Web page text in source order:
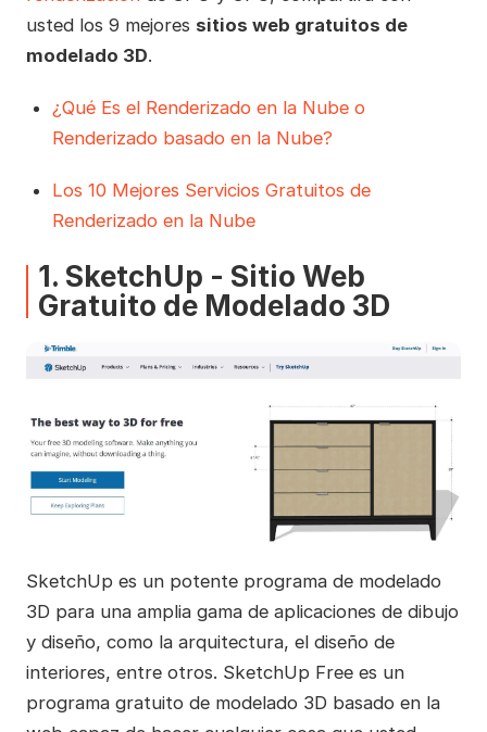
usted los 9 mejores sitios web gratuitos de
modelado 3D.
¿Qué Es el Renderizado en la Nube o
Renderizado basado en la Nube?
Los 10 Mejores Servicios Gratuitos de
Renderizado en la Nube
1. SketchUp - Sitio Web
Gratuito de Modelado 3D
SketchUp es un potente programa de modelado
3D para una amplia gama de aplicaciones de dibujo
y diseño, como la arquitectura, el diseño de
interiores, entre otros. SketchUp Free es un
programa gratuito de modelado 3D basado en la